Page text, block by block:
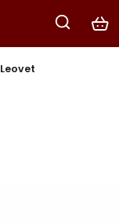
Leovet